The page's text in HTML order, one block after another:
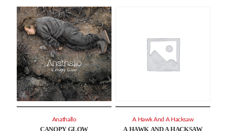
CANOPY GLOW
Anathallo
A HAWK AND A HACKSAW
A Hawk And A Hacksaw